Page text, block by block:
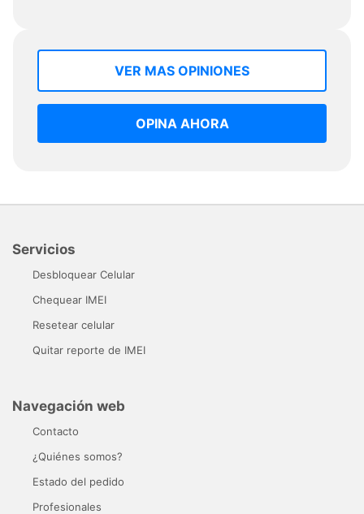
VER MAS OPINIONES
OPINA AHORA
Servicios
Desbloquear Celular
Chequear IMEI
Resetear celular
Quitar reporte de IMEI
Navegación web
Contacto
¿Quiénes somos?
Estado del pedido
Profesionales